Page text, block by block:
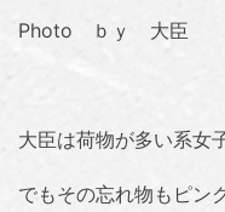
Photo ｂｙ 大臣
大臣は荷物が多い系女
でもその忘れ物もピン